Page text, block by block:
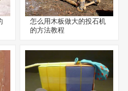
怎么用木板做大的投石机
的方法教程